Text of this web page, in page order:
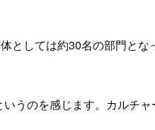
としては約30名の部門と
うのを感じます。カルチ